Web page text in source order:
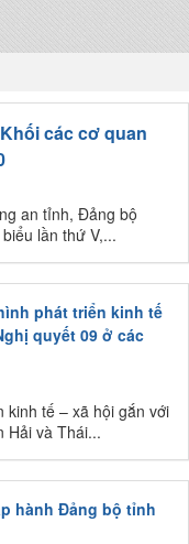
các cơ quan
an tỉnh, Đảng bộ
lần thứ V,...
phát triển kinh tế
quyết 09 ở các
kinh tế – xã hội gắn với
Hải và Thái...
hành Đảng bộ tỉnh